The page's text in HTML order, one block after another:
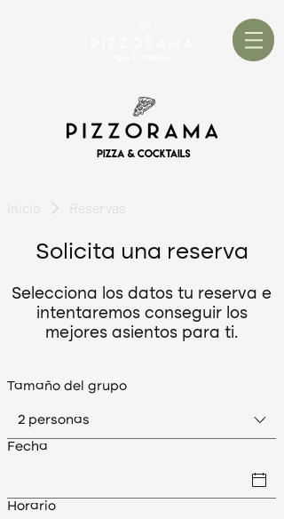
Inicio Reservas
Solicita una reserva
Selecciona los datos tu reserva e
intentaremos conseguir los
mejores asientos para ti.
Tamaño del grupo
2 personas
Fecha
Horario